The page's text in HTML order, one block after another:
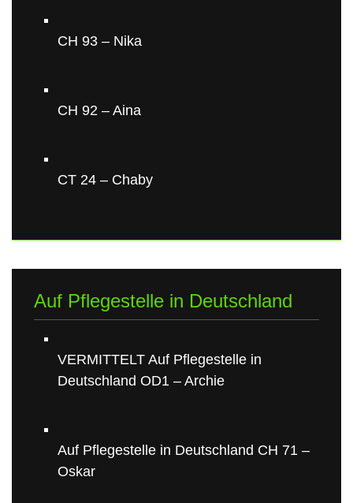
CH 93 – Nika
CH 92 – Aina
CT 24 – Chaby
Auf Pflegestelle in Deutschland
VERMITTELT Auf Pflegestelle in
Deutschland OD1 – Archie
Auf Pflegestelle in Deutschland CH 71 –
Oskar